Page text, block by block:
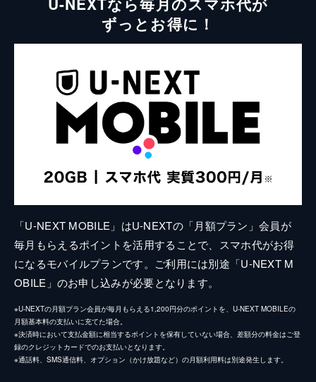
ずっとお得に！
「U-NEXT MOBILE」はU-NEXTの「月額プラン」会員が
毎月もらえるポイントを活用することで、スマホ代がお得
になるモバイルプランです。ご利用には別途「U-NEXT M
OBILE」のお申し込みが必要となります。
※U-NEXTの月額プラン会員が毎月もらえる1,200円分のポイントを、U-NEXT MOBILEの
月額基本料の支払いに充てた場合。
※決済時において支払金額に相当するポイントを保有していない場合、差額分の料金はご登
録のクレジットカードでのお支払いとなります。
※通話料、SMS通信料、オプション（かけ放題など）の月額利用料は別途発生します。